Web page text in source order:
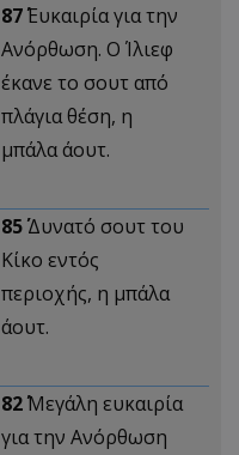
87΄Ευκαιρία για την
Ανόρθωση. Ο Ίλιεφ
έκανε το σουτ από
πλάγια θέση, η
μπάλα άουτ.
85΄Δυνατό σουτ του
Κίκο εντός
περιοχής, η μπάλα
άουτ.
82΄Μεγάλη ευκαιρία
για την Ανόρθωση